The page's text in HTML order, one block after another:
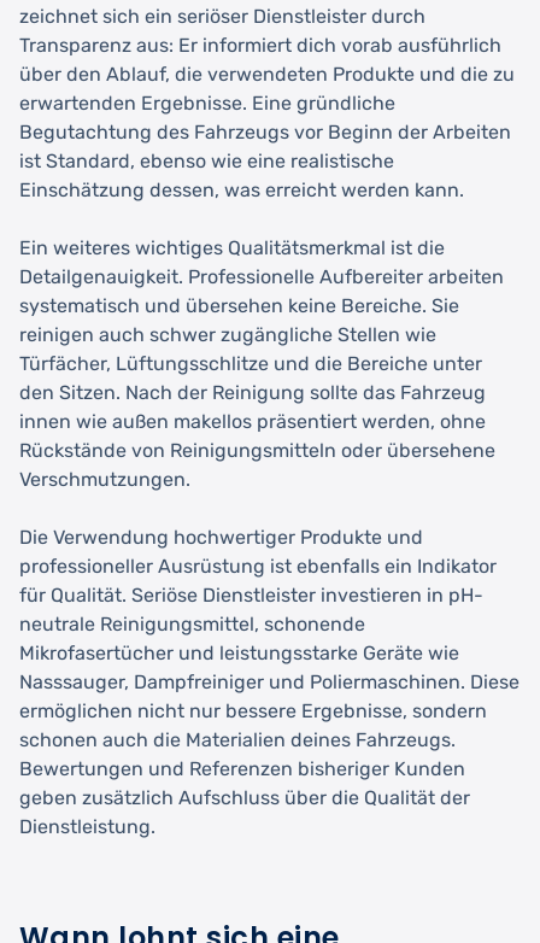
zeichnet sich ein seriöser Dienstleister durch
Transparenz aus: Er informiert dich vorab ausführlich
über den Ablauf, die verwendeten Produkte und die zu
erwartenden Ergebnisse. Eine gründliche
Begutachtung des Fahrzeugs vor Beginn der Arbeiten
ist Standard, ebenso wie eine realistische
Einschätzung dessen, was erreicht werden kann.
Ein weiteres wichtiges Qualitätsmerkmal ist die
Detailgenauigkeit. Professionelle Aufbereiter arbeiten
systematisch und übersehen keine Bereiche. Sie
reinigen auch schwer zugängliche Stellen wie
Türfächer, Lüftungsschlitze und die Bereiche unter
den Sitzen. Nach der Reinigung sollte das Fahrzeug
innen wie außen makellos präsentiert werden, ohne
Rückstände von Reinigungsmitteln oder übersehene
Verschmutzungen.
Die Verwendung hochwertiger Produkte und
professioneller Ausrüstung ist ebenfalls ein Indikator
für Qualität. Seriöse Dienstleister investieren in pH-
neutrale Reinigungsmittel, schonende
Mikrofasertücher und leistungsstarke Geräte wie
Nasssauger, Dampfreiniger und Poliermaschinen. Diese
ermöglichen nicht nur bessere Ergebnisse, sondern
schonen auch die Materialien deines Fahrzeugs.
Bewertungen und Referenzen bisheriger Kunden
geben zusätzlich Aufschluss über die Qualität der
Dienstleistung.